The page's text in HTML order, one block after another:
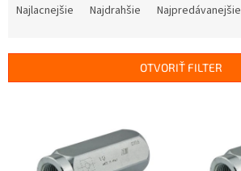
i
Najlacnejšie Najdrahšie Najpredávanejšie
OTVORIŤ FILTER